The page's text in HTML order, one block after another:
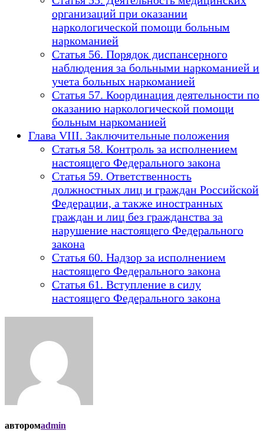
организаций при оказании
наркологической помощи больным
наркоманией
Статья 56. Порядок диспансерного
наблюдения за больными наркоманией и
учета больных наркоманией
Статья 57. Координация деятельности по
оказанию наркологической помощи
больным наркоманией
Глава VIII. Заключительные положения
Статья 58. Контроль за исполнением
настоящего Федерального закона
Статья 59. Ответственность
должностных лиц и граждан Российской
Федерации, а также иностранных
граждан и лиц без гражданства за
нарушение настоящего Федерального
закона
Статья 60. Надзор за исполнением
настоящего Федерального закона
Статья 61. Вступление в силу
настоящего Федерального закона
авторомadmin